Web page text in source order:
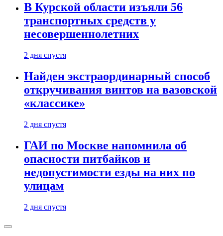
В Курской области изъяли 56
транспортных средств у
несовершеннолетних
2 дня спустя
Найден экстраординарный способ
откручивания винтов на вазовской
«классике»
2 дня спустя
ГАИ по Москве напомнила об
опасности питбайков и
недопустимости езды на них по
улицам
2 дня спустя